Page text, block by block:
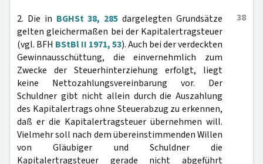
38
2. Die in BGHSt 38, 285 dargelegten Grundsätze
gelten gleichermaßen bei der Kapitalertragsteuer
(vgl. BFH BStBl II 1971, 53). Auch bei der verdeckten
Gewinnausschüttung, die einvernehmlich zum
Zwecke der Steuerhinterziehung erfolgt, liegt
keine Nettozahlungsvereinbarung vor. Der
Schuldner gibt nicht allein durch die Auszahlung
des Kapitalertrags ohne Steuerabzug zu erkennen,
daß er die Kapitalertragsteuer übernehmen will.
Vielmehr soll nach dem übereinstimmenden Willen
von Gläubiger und Schuldner die
Kapitalertragsteuer gerade nicht abgeführt